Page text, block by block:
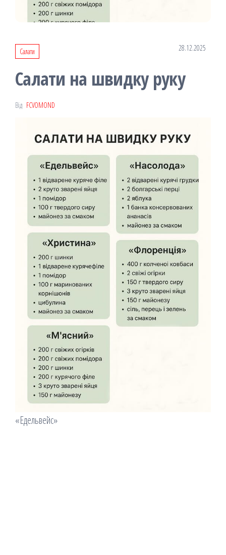
Салати 28.12.2025
Салати на швидку руку
Від FCVOMOND
«Едельвейс»